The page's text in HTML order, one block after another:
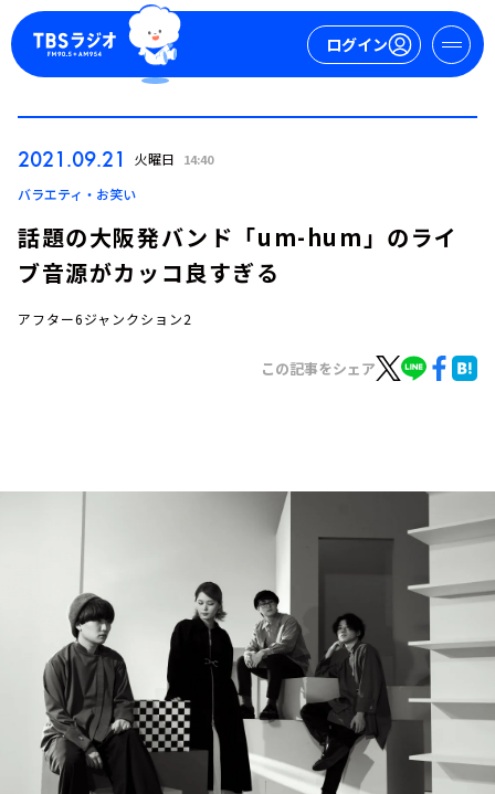
ログイン
ログイン
お知らせ
イベント・グッズ
YouTube
会社情報
2021.09.21 火曜日 14:40
バラエティ・お笑い
話題の大阪発バンド「um-hum」のライ
ブ音源がカッコ良すぎる
アフター6ジャンクション2
この記事をシェア